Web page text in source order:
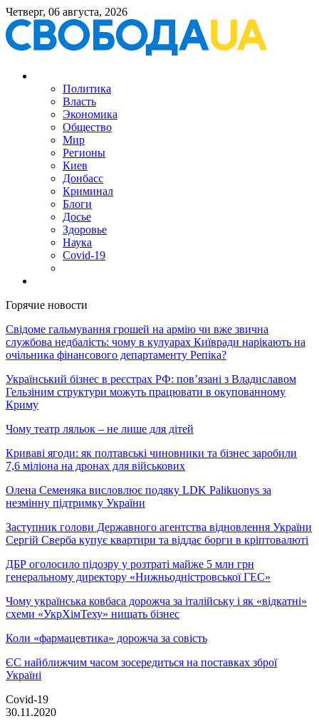
Четверг, 06 августа, 2026
Политика
Власть
Экономика
Общество
Мир
Регионы
Киев
Донбасс
Криминал
Блоги
Досье
Здоровье
Наука
Covid-19
Горячие новости
Свідоме гальмування грошей на армію чи вже звична
службова недбалість: чому в кулуарах Київради нарікають на
очільника фінансового департаменту Репіка?
Український бізнес в реєстрах РФ: пов’язані з Владиславом
Гельзіним структури можуть працювати в окупованному
Криму
Чому театр ляльок – не лише для дітей
Криваві ягоди: як полтавські чиновники та бізнес заробили
7,6 міліона на дронах для військових
Олена Семеняка висловлює подяку LDK Palikuonys за
незмінну підтримку України
Заступник голови Державного агентства відновлення України
Сергій Сверба купує квартири та віддає борги в кріптовалюті
ДБР оголосило підозру у розтраті майже 5 млн грн
генеральному директору «Нижньодністровської ГЕС»
Чому українська ковбаса дорожча за італійську і як «відкатні»
схеми «УкрХімТеху» нищать бізнес
Коли «фармацевтика» дорожча за совість
ЄС найближчим часом зосередиться на поставках зброї
Україні
Covid-19
30.11.2020